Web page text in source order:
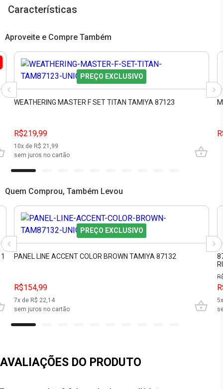
Características
Aproveite e Compre Também
PREÇO EXCLUSIVO
WEATHERING MASTER F SET TITAN TAMIYA 87123
R$219,99
10x de R$ 21,99
sem juros no cartão
Quem Comprou, Também Levou
PREÇO EXCLUSIVO
PANEL LINE ACCENT COLOR BROWN TAMIYA 87132
R$154,99
7x de R$ 22,14
sem juros no cartão
5
AVALIAÇÕES DO PRODUTO